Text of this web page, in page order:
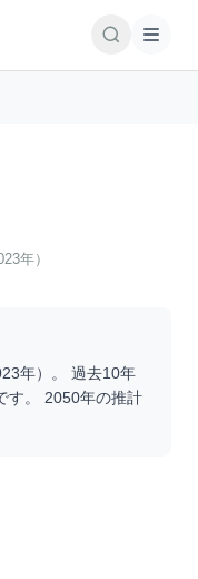
年）
年）。 過去10年
す。 2050年の推計